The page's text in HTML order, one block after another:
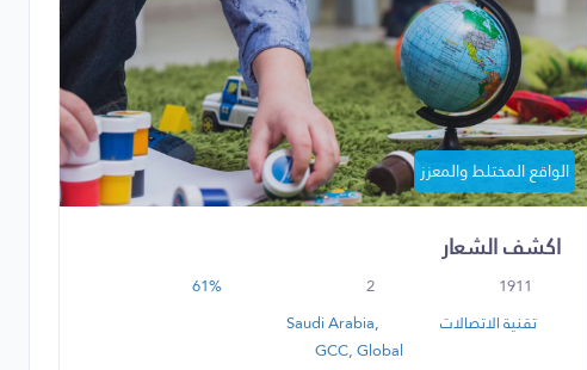
الواقع المختلط والمعزز
اكشف الشعار
1911
2
61%
تقنية الاتصالات
Saudi Arabia,
GCC, Global